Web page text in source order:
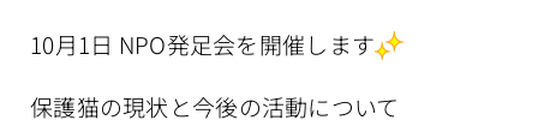
10月1日 NPO発足会を開催します
保護猫の現状と今後の活動について